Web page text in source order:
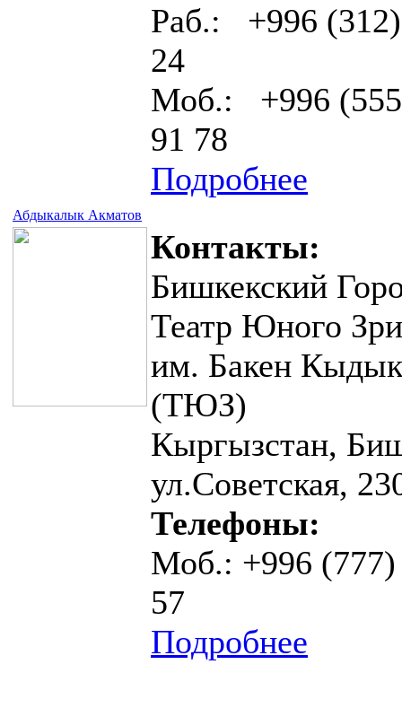
Раб.: +996
24
Моб.: +996
91 78
Подробнее
Абдыкалык Акматов
Контакты:
Бишкекский
Театр Юного
им. Бакен
(ТЮЗ)
Кыргызстан,
ул.Советская,
Телефоны:
Моб.: +996 (777)
57
Подробнее